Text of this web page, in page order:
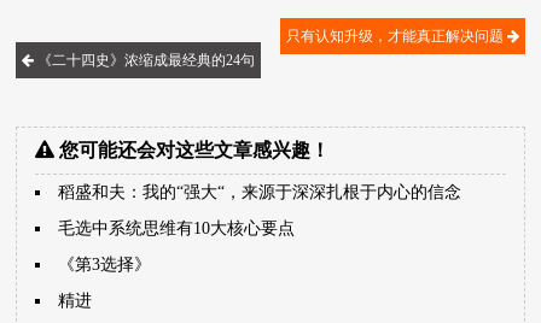
《二十四史》浓缩成最经典的24句
只有认知升级，才能真正解决问题
您可能还会对这些文章感兴趣！
稻盛和夫：我的“强大“，来源于深深扎根于内心的信念
毛选中系统思维有10大核心要点
《第3选择》
精进